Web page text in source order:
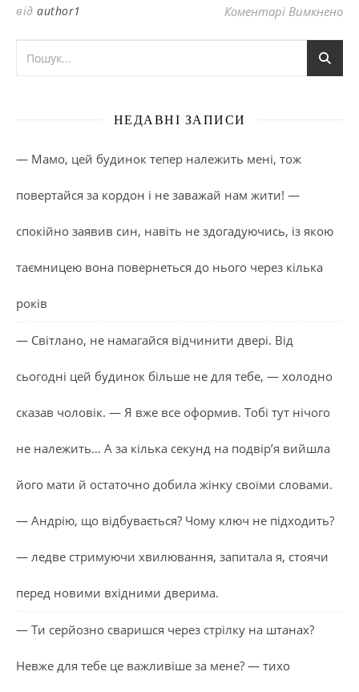
від author1 Коментарі Вимкненодо
НЕДАВНІ ЗАПИСИ
— Мамо, цей будинок тепер належить мені, тож
повертайся за кордон і не заважай нам жити! —
спокійно заявив син, навіть не здогадуючись, із якою
таємницею вона повернеться до нього через кілька
років
— Світлано, не намагайся відчинити двері. Від
сьогодні цей будинок більше не для тебе, — холодно
сказав чоловік. — Я вже все оформив. Тобі тут нічого
не належить… А за кілька секунд на подвір’я вийшла
його мати й остаточно добила жінку своїми словами.
— Андрію, що відбувається? Чому ключ не підходить?
— ледве стримуючи хвилювання, запитала я, стоячи
перед новими вхідними дверима.
— Ти серйозно сваришся через стрілку на штанах?
Невже для тебе це важливіше за мене? — тихо